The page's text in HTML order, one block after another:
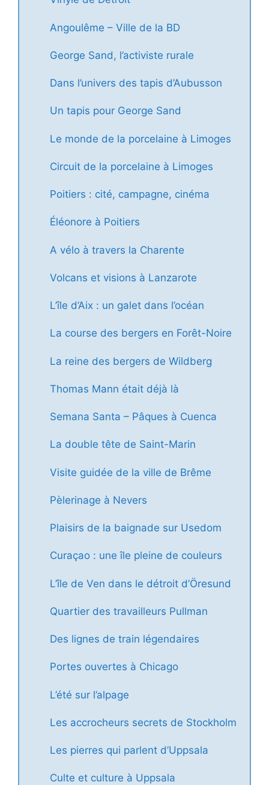
Angoulême – Ville de la BD
George Sand, l’activiste rurale
Dans l’univers des tapis d’Aubusson
Un tapis pour George Sand
Le monde de la porcelaine à Limoges
Circuit de la porcelaine à Limoges
Poitiers : cité, campagne, cinéma
Éléonore à Poitiers
A vélo à travers la Charente
Volcans et visions à Lanzarote
L’île d’Aix : un galet dans l’océan
La course des bergers en Forêt-Noire
La reine des bergers de Wildberg
Thomas Mann était déjà là
Semana Santa – Pâques à Cuenca
La double tête de Saint-Marin
Visite guidée de la ville de Brême
Pèlerinage à Nevers
Plaisirs de la baignade sur Usedom
Curaçao : une île pleine de couleurs
L’île de Ven dans le détroit d’Öresund
Quartier des travailleurs Pullman
Des lignes de train légendaires
Portes ouvertes à Chicago
L’été sur l’alpage
Les accrocheurs secrets de Stockholm
Les pierres qui parlent d’Uppsala
Culte et culture à Uppsala